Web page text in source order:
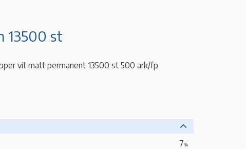
13500 st
vit matt permanent 13500 st 500 ark/fp
7%